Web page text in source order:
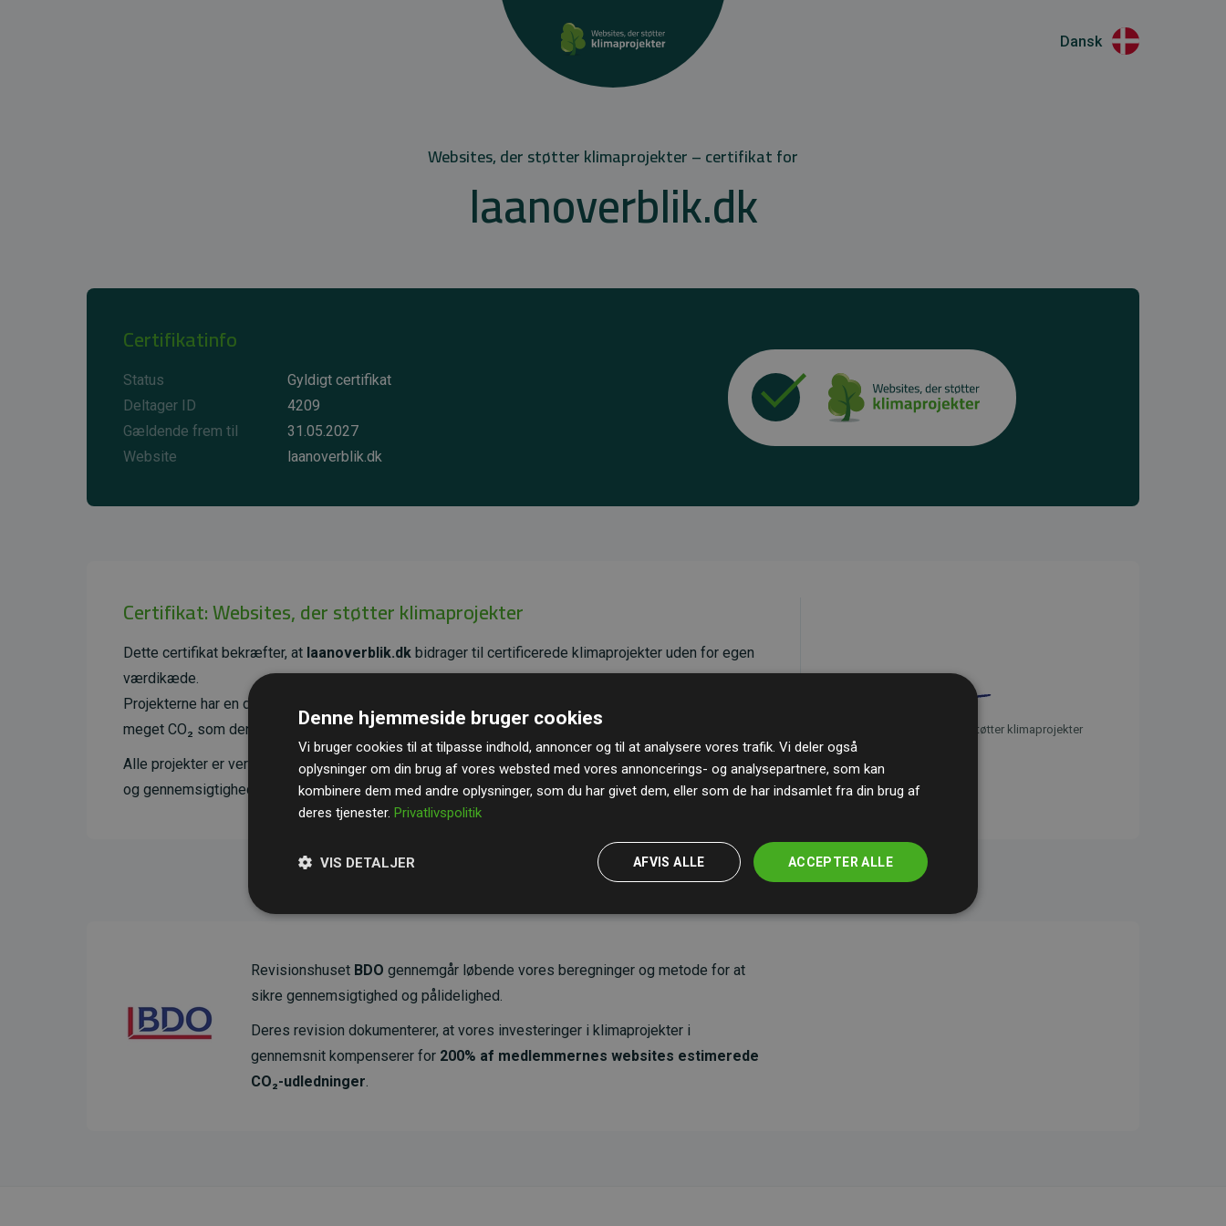
Dansk
Websites, der støtter klimaprojekter – certifikat for
laanoverblik.dk
Certifikatinfo
Status
Gyldigt certifikat
Deltager ID
4209
Gældende frem til
31.05.2027
Website
laanoverblik.dk
Certifikat: Websites, der støtter klimaprojekter
Dette certifikat bekræfter, at laanoverblik.dk bidrager til certificerede klimaprojekter uden for egen
værdikæde.
Projekterne har en dokumenteret CO₂-reducerende effekt, som i gennemsnit svarer til dobbelt så
meget CO₂ som den estimerede udledning fra hjemmesiden.
Alle projekter er verificeret gennemGold Standard– en international ordning, der sikrer høj kvalitet
og gennemsigtighed i klimainvesteringer. Du kan læse mere om de konkrete projekter her.
initiativet Websites, der støtter klimaprojekter
Revisionshuset BDO gennemgår løbende vores beregninger og metode for at
sikre gennemsigtighed og pålidelighed.
Deres revision dokumenterer, at vores investeringer i klimaprojekter i
gennemsnit kompenserer for 200% af medlemmernes websites estimerede
CO₂-udledninger.
Denne hjemmeside bruger cookies
Vi bruger cookies til at tilpasse indhold, annoncer og til at analysere vores trafik. Vi deler også
oplysninger om din brug af vores websted med vores annoncerings- og analysepartnere, som kan
kombinere dem med andre oplysninger, som du har givet dem, eller som de har indsamlet fra din brug af
deres tjenester. Privatlivspolitik
ACCEPTER ALLE
AFVIS ALLE
VIS DETALJER